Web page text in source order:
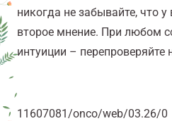
никогда не забывайте, что у
второе мнение. При любом
интуиции – перепроверяйте
11607081/onco/web/03.26/0